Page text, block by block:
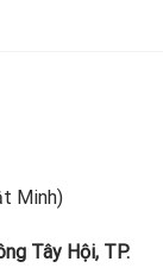
Minh)
Tây Hội, TP.